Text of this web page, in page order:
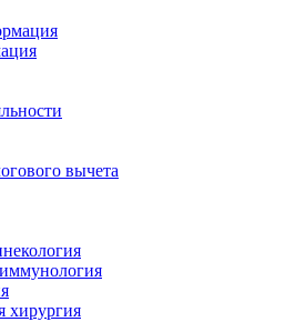
вычета
хирургия